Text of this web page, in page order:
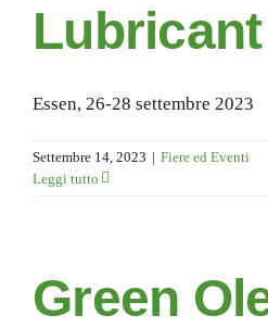
Essen, 26-28 settembre 2023
Settembre 14, 2023 | Fiere ed Eventi
Leggi tutto
Green